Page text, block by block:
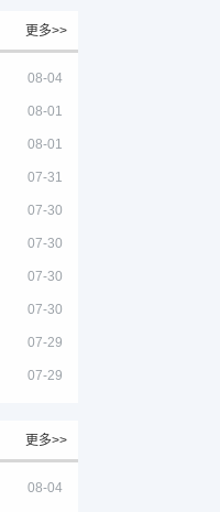
更多>>
08-04
08-01
08-01
07-31
07-30
07-30
07-30
07-30
07-29
07-29
更多>>
08-04